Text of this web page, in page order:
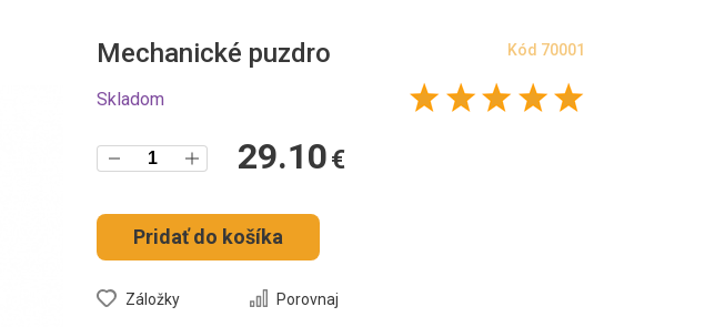
Kód 70001
Mechanické puzdro
Skladom
29.10€
Pridať do košíka
Záložky Porovnaj